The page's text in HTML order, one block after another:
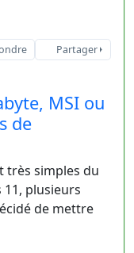
Partager
MSI ou
de
très simples du
plusieurs
de mettre